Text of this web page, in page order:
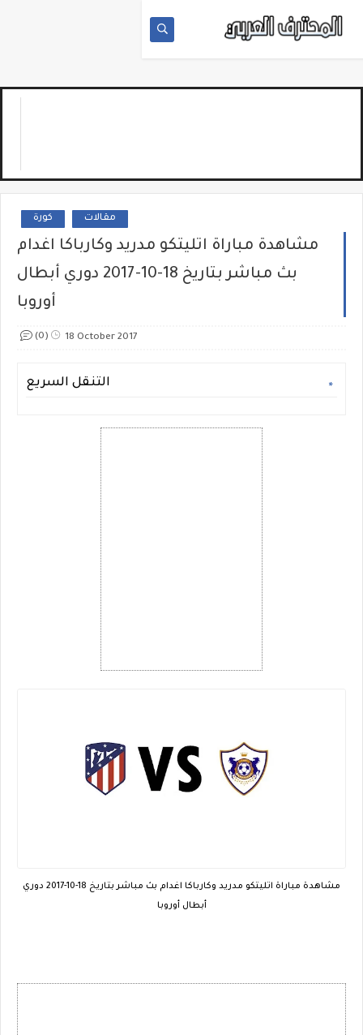
كورة مقالات
مشاهدة مباراة اتليتكو مدريد وكارباكا اغدام
بث مباشر بتاريخ 18-10-2017 دوري أبطال
أوروبا
18 October 2017
(0)
التنقل السريع
مشاهدة مباراة اتليتكو مدريد وكارباكا اغدام بث مباشر بتاريخ 18-10-2017 دوري
أبطال أوروبا